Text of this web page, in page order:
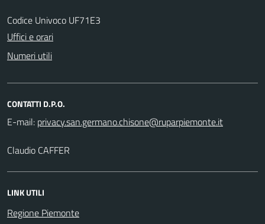
Codice Univoco UF71E3
Uffici e orari
Numeri utili
CONTATTI D.P.O.
E-mail:
Claudio CAFFER
LINK UTILI
Regione Piemonte